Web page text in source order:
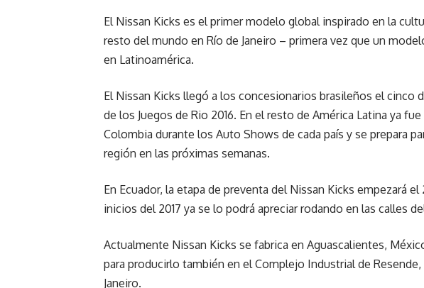
El Nissan Kicks es el primer modelo global inspirado en la
resto del mundo en Río de Janeiro – primera vez que un
en Latinoamérica.
El Nissan Kicks llegó a los concesionarios brasileños el cinco
de los Juegos de Rio 2016. En el resto de América Latina ya
Colombia durante los Auto Shows de cada país y se prepara
región en las próximas semanas.
En Ecuador, la etapa de preventa del Nissan Kicks empezará
inicios del 2017 ya se lo podrá apreciar rodando en las calles
Actualmente Nissan Kicks se fabrica en Aguascalientes,
para producirlo también en el Complejo Industrial de
Janeiro.